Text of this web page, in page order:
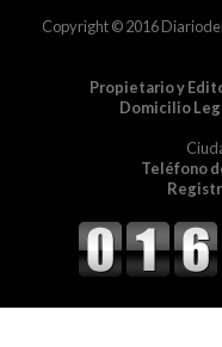
Copyright © 2016
Propietario y
Domicilio
Teléfono